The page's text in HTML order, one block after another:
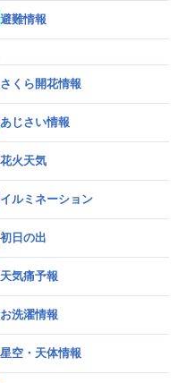
避難情報
さくら開花情報
あじさい情報
花火天気
イルミネーション
初日の出
天気痛予報
お洗濯情報
星空・天体情報